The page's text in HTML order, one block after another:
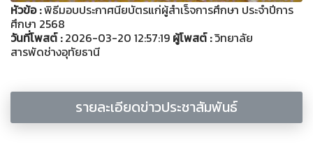
หัวข้อ :พิธีมอบประกาศนียบัตรแก่ผู้สำเร็จการศึกษา ประจำปีการ
ศึกษา 2568
วันที่โพสต์ :2026-03-20 12:57:19 ผู้โพสต์ :วิทยาลัย
สารพัดช่างอุทัยธานี
รายละเอียดข่าวประชาสัมพันธ์